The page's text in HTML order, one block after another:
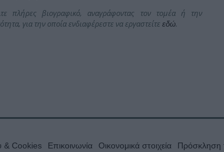
πλήρες βιογραφικό, αναγράφοντας τον τομέα ή την
για την οποία ενδιαφέρεστε να εργαστείτε εδώ
& Cookies Επικοινωνία Οικονομικά στοιχεία Πρόσκληση